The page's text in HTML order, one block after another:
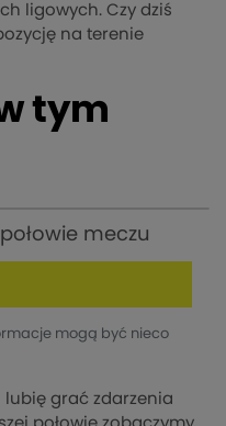
ligowych. Czy dziś
na terenie
tym
meczu
mogą być nieco
lubię grać zdarzenia